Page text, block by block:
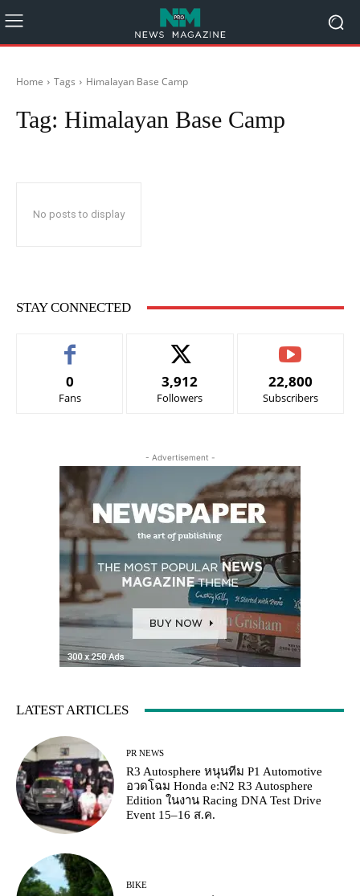
Home Tags Himalayan Base Camp
Tag: Himalayan Base Camp
No posts to display
STAY CONNECTED
0
Fans
3,912
Followers
22,800
Subscribers
- Advertisement -
LATEST ARTICLES
PR NEWS
R3 Autosphere หนุนทีม P1 Automotive
อวดโฉม Honda e:N2 R3 Autosphere
Edition ในงาน Racing DNA Test Drive
Event 15–16 ส.ค.
BIKE